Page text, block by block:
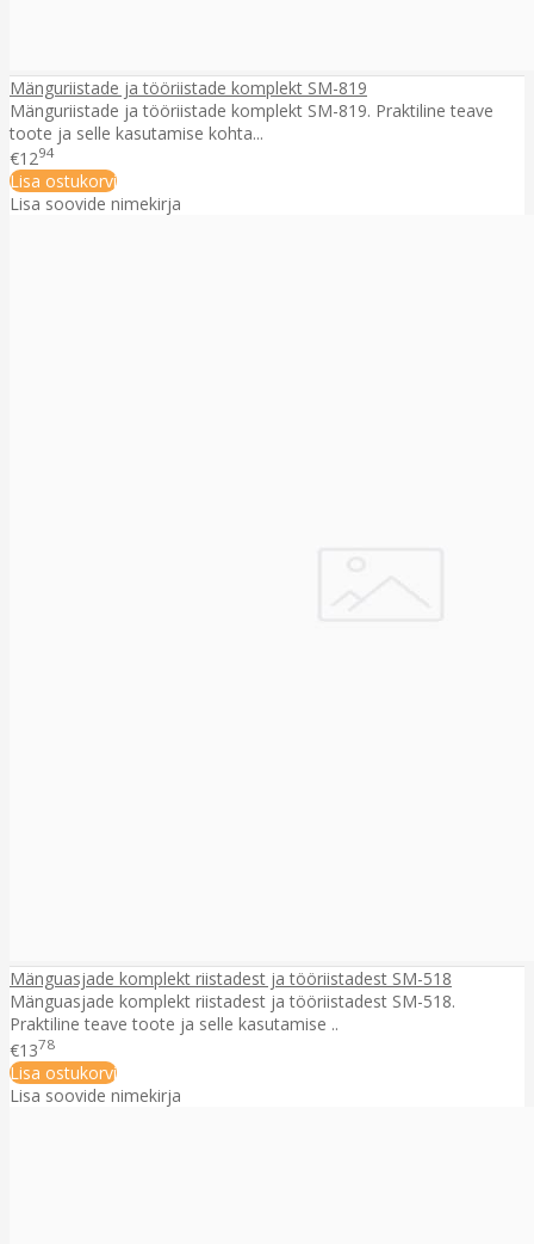
Mänguriistade ja tööriistade komplekt SM-819
Mänguriistade ja tööriistade komplekt SM-819. Praktiline teave
toote ja selle kasutamise kohta...
€1294
Lisa ostukorvi
Lisa soovide nimekirja
Mänguasjade komplekt riistadest ja tööriistadest SM-518
Mänguasjade komplekt riistadest ja tööriistadest SM-518.
Praktiline teave toote ja selle kasutamise ..
€1378
Lisa ostukorvi
Lisa soovide nimekirja